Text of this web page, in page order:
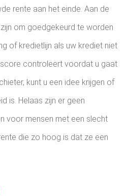
rente aan het einde. Aan de
om goedgekeurd te worden
of kredietlijn als uw krediet niet
controleert voordat u gaat
kunt u een idee krijgen of
is. Helaas zijn er geen
voor mensen met een slecht
die zo hoog is dat ze een